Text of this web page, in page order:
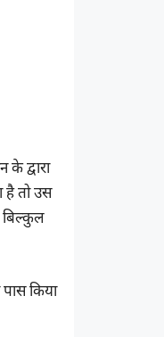
द्वारा
है तो उस
बिल्कुल
किया